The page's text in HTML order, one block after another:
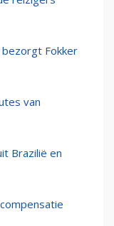
Fokker
van
Brazilië en